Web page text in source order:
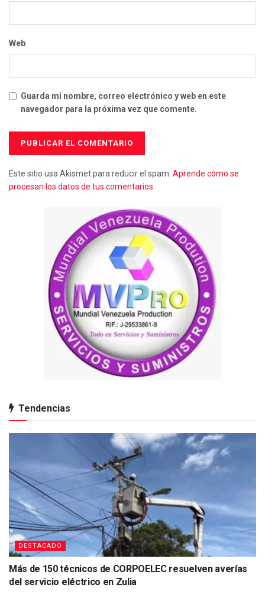
Web
Guarda mi nombre, correo electrónico y web en este
navegador para la próxima vez que comente.
Este sitio usa Akismet para reducir el spam. Aprende cómo se
procesan los datos de tus comentarios.
Tendencias
DESTACADO
Más de 150 técnicos de CORPOELEC resuelven averías
del servicio eléctrico en Zulia